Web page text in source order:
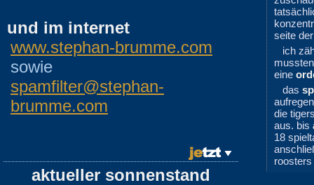
und im internet
www.stephan-brumme.com
sowie
spamfilter@stephan-
brumme.com
aktueller sonnenstand
seite
ich
eine
das
die
aus. bis
18